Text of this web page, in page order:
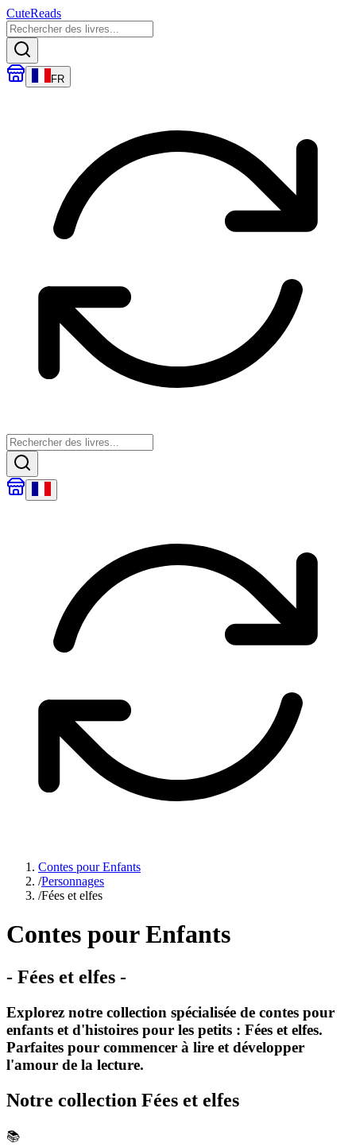
CuteReads
FR
Contes pour Enfants
/Personnages
/Fées et elfes
Contes pour Enfants
- Fées et elfes -
Explorez notre collection spécialisée de contes pour
enfants et d'histoires pour les petits : Fées et elfes.
Parfaites pour commencer à lire et développer
l'amour de la lecture.
Notre collection Fées et elfes
📚